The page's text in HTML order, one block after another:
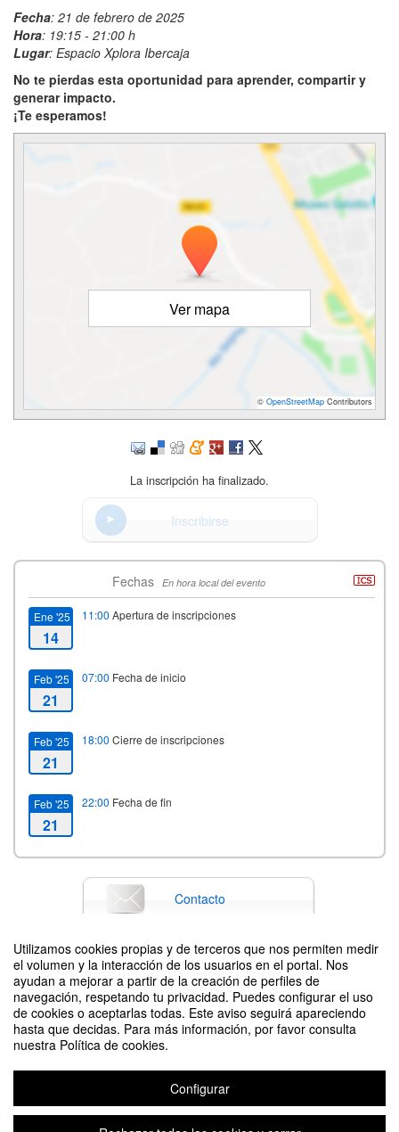
Utilizamos cookies propias y de terceros que nos permiten medir
el volumen y la interacción de los usuarios en el portal. Nos
ayudan a mejorar a partir de la creación de perfiles de
navegación, respetando tu privacidad. Puedes configurar el uso
de cookies o aceptarlas todas. Este aviso seguirá apareciendo
hasta que decidas. Para más información, por favor consulta
nuestra Política de cookies.
Configurar
Fecha: 21 de febrero de 2025
Hora: 19:15 - 21:00 h
Lugar: Espacio Xplora Ibercaja
No te pierdas esta oportunidad para aprender, compartir y
generar impacto.
¡Te esperamos!
Ver mapa
© OpenStreetMap Contributors
La inscripción ha finalizado.
Inscribirse
Fechas En hora local del evento
Ene '25
14
11:00 Apertura de inscripciones
Feb '25
21
07:00 Fecha de inicio
Feb '25
21
18:00 Cierre de inscripciones
Feb '25
21
22:00 Fecha de fin
Contacto
Difunde tu evento poniendo el siguiente código en tu sitio
CONFERENCIA: ¿POR QUÉ ES NECESARIO TRANSFORMAR LAS
EMPRESAS?